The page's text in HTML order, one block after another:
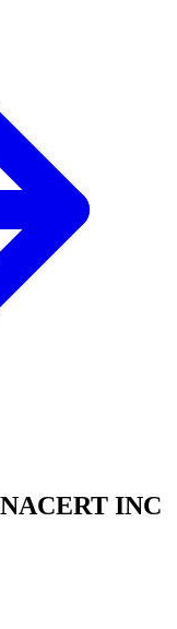
INC